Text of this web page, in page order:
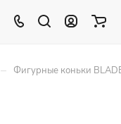
– Фигурные коньки